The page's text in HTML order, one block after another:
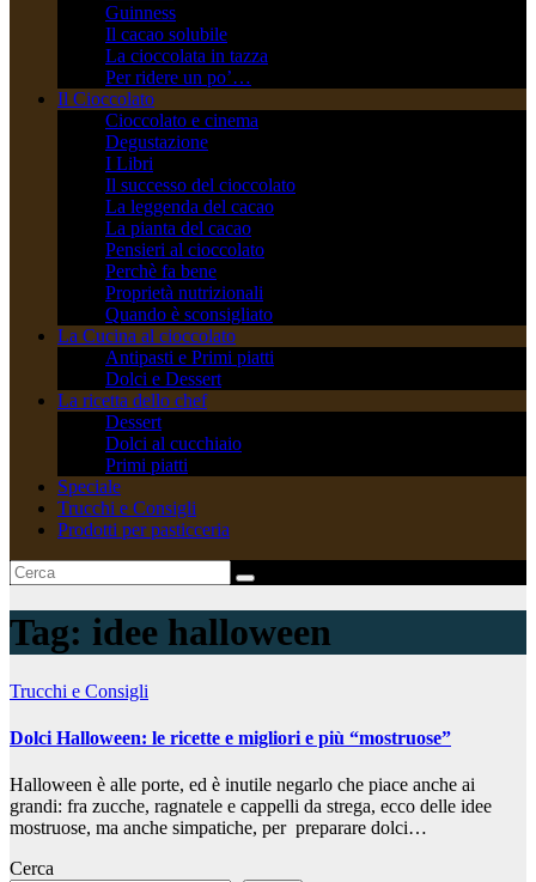
Guinness
Il cacao solubile
La cioccolata in tazza
Per ridere un po’…
Il Cioccolato
Cioccolato e cinema
Degustazione
I Libri
Il successo del cioccolato
La leggenda del cacao
La pianta del cacao
Pensieri al cioccolato
Perchè fa bene
Proprietà nutrizionali
Quando è sconsigliato
La Cucina al cioccolato
Antipasti e Primi piatti
Dolci e Dessert
La ricetta dello chef
Dessert
Dolci al cucchiaio
Primi piatti
Speciale
Trucchi e Consigli
Prodotti per pasticceria
Tag: idee halloween
Trucchi e Consigli
Dolci Halloween: le ricette e migliori e più “mostruose”
Halloween è alle porte, ed è inutile negarlo che piace anche ai
grandi: fra zucche, ragnatele e cappelli da strega, ecco delle idee
mostruose, ma anche simpatiche, per preparare dolci…
Cerca